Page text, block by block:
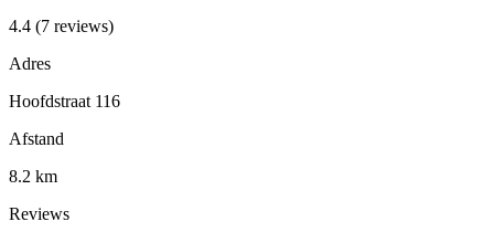
4.4 (7 reviews)
Adres
Hoofdstraat 116
Afstand
8.2 km
Reviews